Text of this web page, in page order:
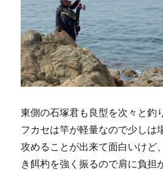
東側の石塚君も良型を次々と釣
フカセは竿が軽量なので少しは
攻めることが出来て面白いけど
き餌杓を強く振るので肩に負担